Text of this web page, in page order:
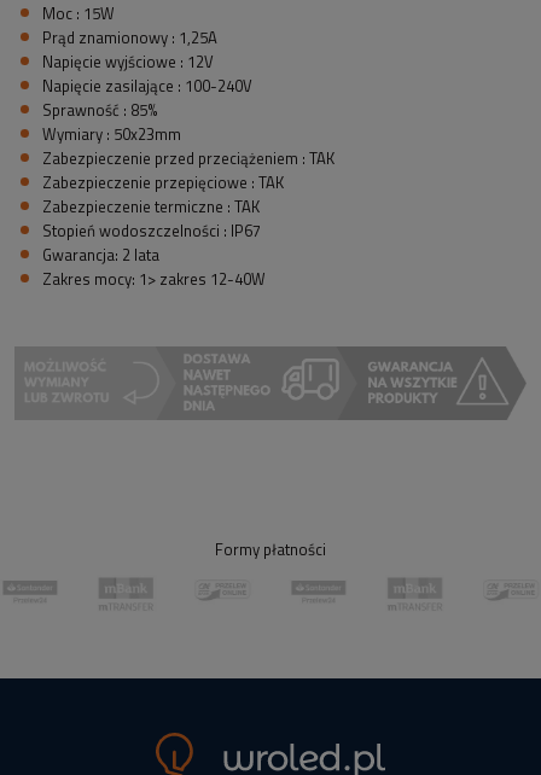
Moc : 15W
Prąd znamionowy : 1,25A
Napięcie wyjściowe : 12V
Napięcie zasilające : 100-240V
Sprawność : 85%
Wymiary : 50x23mm
Zabezpieczenie przed przeciążeniem : TAK
Zabezpieczenie przepięciowe : TAK
Zabezpieczenie termiczne : TAK
Stopień wodoszczelności : IP67
Gwarancja: 2 lata
Zakres mocy: 1> zakres 12-40W
Formy płatności